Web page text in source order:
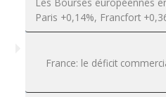
Paris +0,14%, Francfort
France: le déficit